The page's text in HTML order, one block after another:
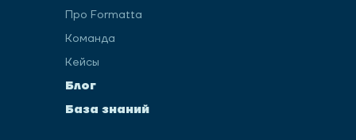
Про Formatta
Команда
Кейсы
Блог
База знаний